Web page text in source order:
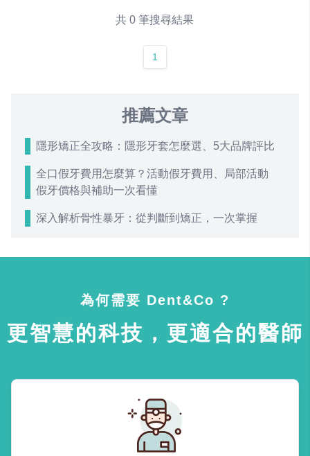
共 0 筆搜尋結果
1
推薦文章
隱形矯正全攻略：隱形牙套怎麼選、5大品牌評比
全口假牙費用怎麼算？活動假牙費用、局部活動
假牙價格與補助一次看懂
深入解析骨性暴牙：從判斷到矯正，一次掌握
為何需要 Dent&Co ?
更智慧的科技，更適合的醫師